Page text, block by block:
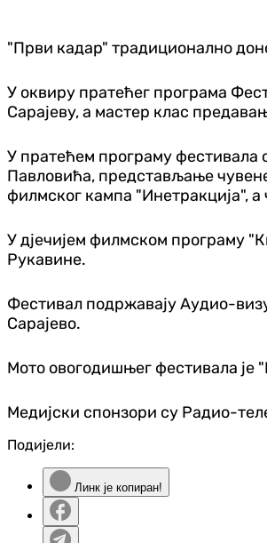
"Први кадар" традиционално
У оквиру пратећег програма
Сарајеву, а мастер клас
У пратећем програму
Павловића, представљање
филмског кампа "Инетракција", а
У дјечијем филмском програму
Рукавине.
Фестивал подржавају Аудио-
Сарајево.
Мото овогодишњег фестивала је
Медијски спонзори су Радио-
Подијели:
Линк је копиран!